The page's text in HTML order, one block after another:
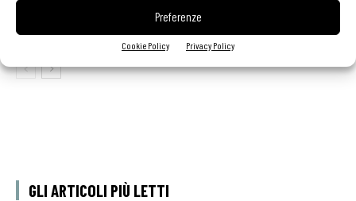
Preferenze
Cookie Policy Privacy Policy
simbolo della denominazione
GLI ARTICOLI PIÙ LETTI